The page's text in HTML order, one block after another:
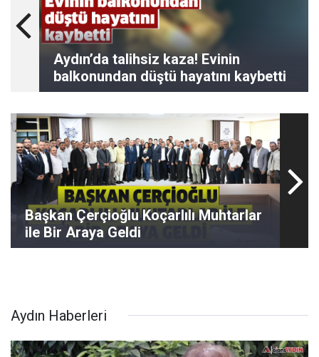
Aydın’da talihsiz kaza! Evinin
balkonundan düştü hayatını kaybetti
Başkan Çerçioğlu Koçarlılı Muhtarlar
ile Bir Araya Geldi
Aydın Haberleri